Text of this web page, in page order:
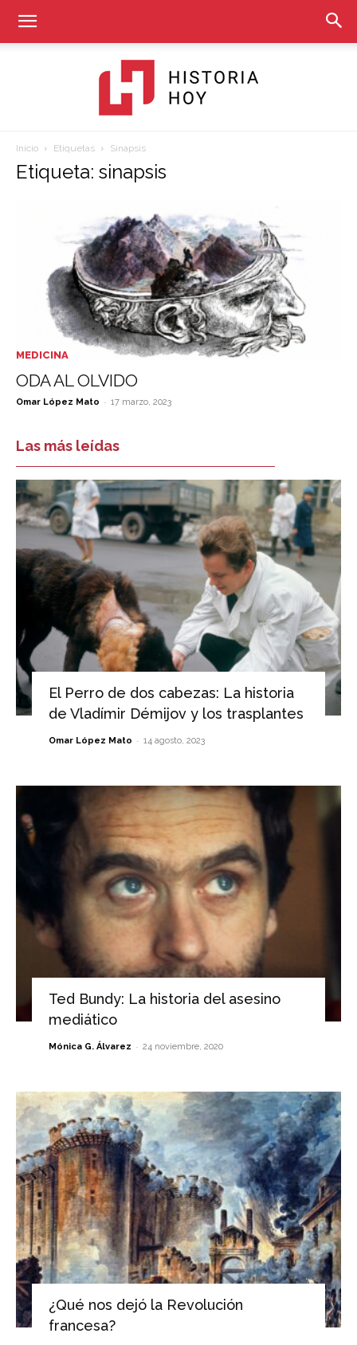
Hoy
Inicio Etiquetas Sinapsis
Etiqueta: sinapsis
MEDICINA
ODA AL OLVIDO
Omar López Mato - 17 marzo, 2023
Las más leídas
El Perro de dos cabezas: La historia
de Vladímir Démijov y los trasplantes
Omar López Mato - 14 agosto, 2023
Ted Bundy: La historia del asesino
mediático
Mónica G. Álvarez - 24 noviembre, 2020
¿Qué nos dejó la Revolución
francesa?